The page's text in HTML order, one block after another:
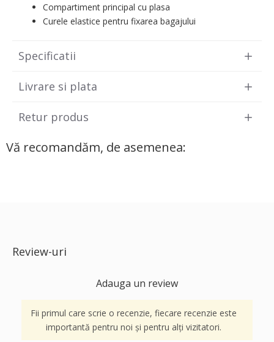
Compartiment principal cu plasa
Curele elastice pentru fixarea bagajului
Specificatii
Livrare si plata
Retur produs
Vă recomandăm, de asemenea:
Review-uri
Adauga un review
Fii primul care scrie o recenzie, fiecare recenzie este
importantă pentru noi și pentru alți vizitatori.